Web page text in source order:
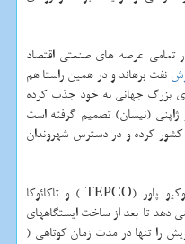
عرصه های صنعتی اقتصاد
نفت برهاند و در همین راستا هم
بزرگ جهانی به خود جذب كرده
ژاپنی (نیسان) تصمیم گرفته است
كشور كرده و در دسترس شهروندان
قرارداد عربستان سعودی با شركت های توكیو پاور (TEPCO ) و تاكائوكا
دهد تا بعد از ساخت ایستگاههای
را تنها در مدت زمان كوتاهی (